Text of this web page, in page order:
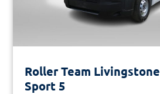
Roller Team Livingstone
Sport 5